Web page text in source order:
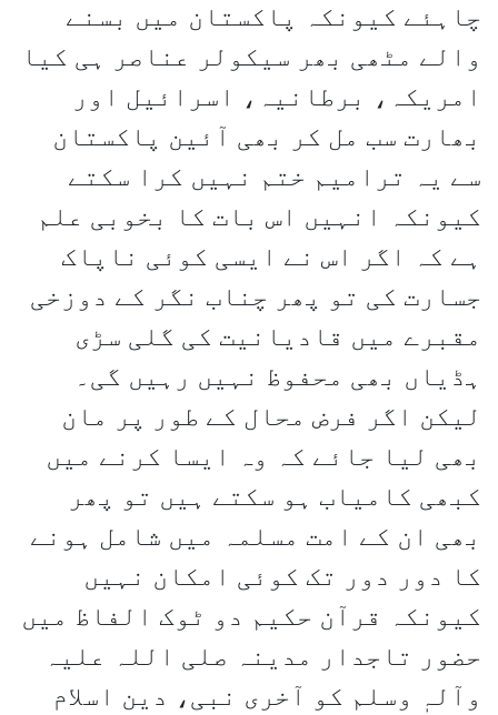
چاہئے کیونکہ پاکستان میں بسنے
والے مٹھی بھر سیکولر عناصر ہی کیا
امریکہ، برطانیہ، اسرائیل اور
بھارت سب مل کر بھی آئین پاکستان
سے یہ ترامیم ختم نہیں کرا سکتے
کیونکہ انہیں اس بات کا بخوبی علم
ہے کہ اگر اس نے ایسی کوئی ناپاک
جسارت کی تو پھر چناب نگر کے دوزخی
مقبرے میں قادیانیت کی گلی سڑی
ہڈیاں بھی محفوظ نہیں رہیں گی۔
لیکن اگر فرض محال کے طور پر مان
بھی لیا جائے کہ وہ ایسا کرنے میں
کبھی کامیاب ہو سکتے ہیں تو پھر
بھی ان کے امت مسلمہ میں شامل ہونے
کا دور دور تک کوئی امکان نہیں
کیونکہ قرآن حکیم دو ٹوک الفاظ میں
حضور تاجدار مدینہ صلی اللہ علیہ
وآلہٖ وسلم کو آخری نبی، دین اسلام